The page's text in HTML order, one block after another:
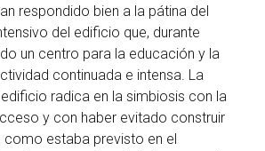
respondido bien a la pátina del
del edificio que, durante
un centro para la educación y la
continuada e intensa. La
radica en la simbiosis con la
y con haber evitado construir
estaba previsto en el